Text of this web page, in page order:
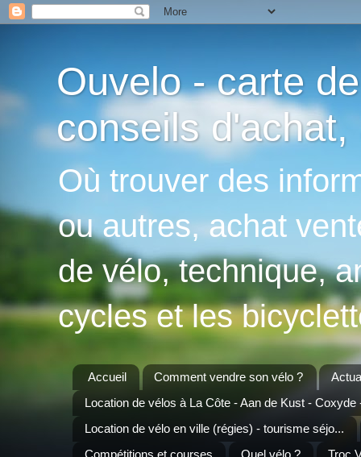
Ouvelo - carte
conseils
Où trouver des
ou autres, achat
de vélo, technique,
cycles et les
Accueil Comment vendre son vélo ?
Location de vélos à La Côte - Aan de Kust - Coxyde
Location de vélo en ville (régies) - tourisme séjo...